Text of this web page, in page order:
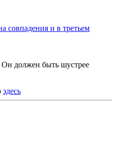
совпадения и в третьем
Он должен быть шустрее
здесь